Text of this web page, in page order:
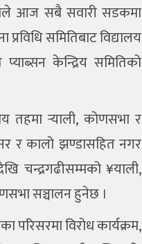
आज सबै सवारी सडकमा
समितिबाट विद्यालय
केन्द्रिय समितिको
तहमा र्‍याली, कोणसभा र
र कालो झण्डासहित नगर
चन्द्रगढीसम्मको ¥याली,
सञ्चालन हुनेछ ।
विरोध कार्यक्रम,